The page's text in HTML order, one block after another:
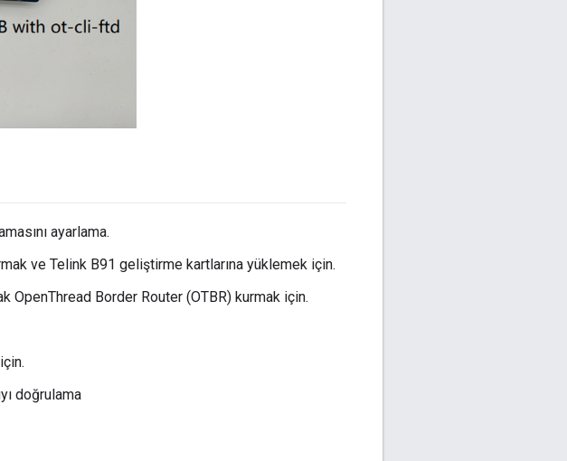
ayarlama.
ve Telink B91 geliştirme kartlarına yüklemek için.
Border Router (OTBR) kurmak için.
doğrulama